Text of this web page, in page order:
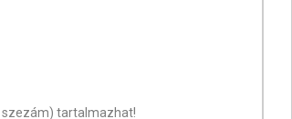
szezám) tartalmazhat!